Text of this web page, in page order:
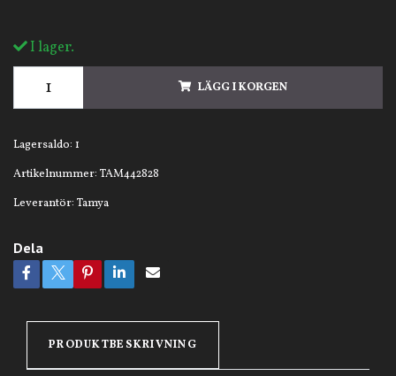
I lager.
LÄGG I KORGEN
Lagersaldo: 1
Artikelnummer: TAM442828
Leverantör: Tamya
Dela
PRODUKTBESKRIVNING